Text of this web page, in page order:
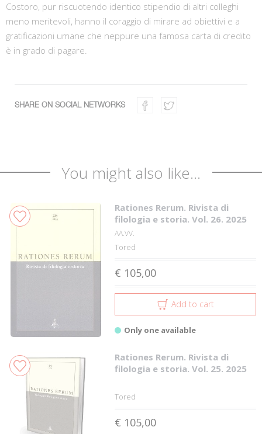
Costoro, pur riscuotendo identico stipendio di altri colleghi
meno meritevoli, hanno il coraggio di mirare ad obiettivi e a
gratificazioni umane che neppure una famosa carta di credito
è in grado di pagare.
SHARE ON SOCIAL NETWORKS
You might also like...
Rationes Rerum. Rivista di
filologia e storia. Vol. 26. 2025
AA.VV.
Tored
€ 105,00
Add to cart
Only one available
Rationes Rerum. Rivista di
filologia e storia. Vol. 25. 2025
Tored
€ 105,00